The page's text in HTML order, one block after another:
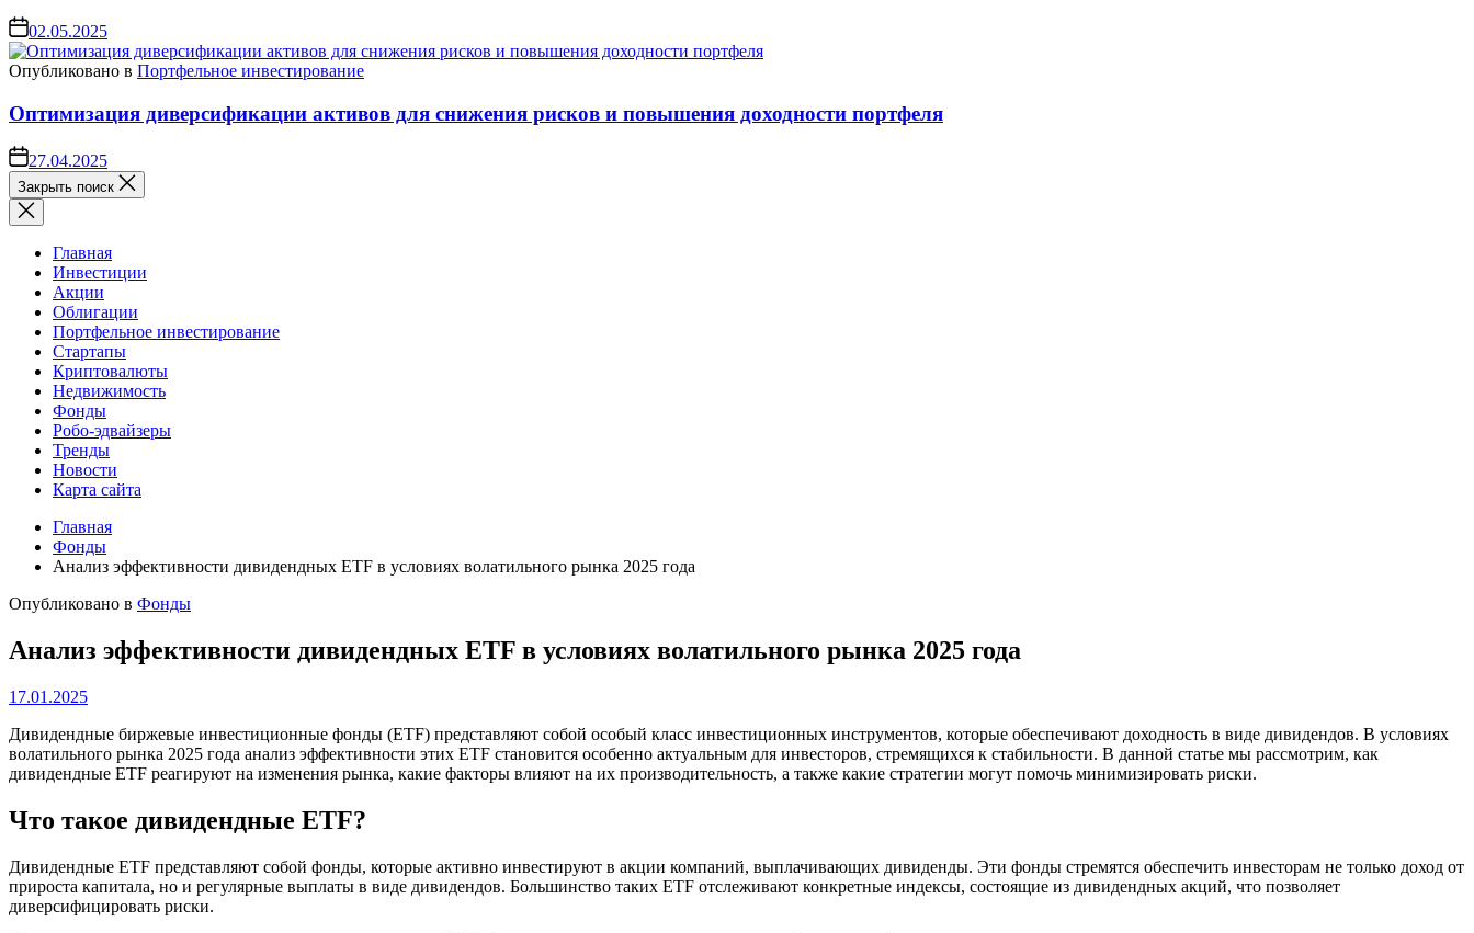
02.05.2025
Опубликовано в Портфельное инвестирование
Оптимизация диверсификации активов для снижения рисков и повышения доходности портфеля
27.04.2025
Закрыть поиск
Главная
Инвестиции
Акции
Облигации
Портфельное инвестирование
Стартапы
Криптовалюты
Недвижимость
Фонды
Робо-эдвайзеры
Тренды
Новости
Карта сайта
Главная
Фонды
Анализ эффективности дивидендных ETF в условиях волатильного рынка 2025 года
Опубликовано в Фонды
Анализ эффективности дивидендных ETF в условиях волатильного рынка 2025 года
17.01.2025
Дивидендные биржевые инвестиционные фонды (ETF) представляют собой особый класс инвестиционных инструментов, которые обеспечивают доходность в виде дивидендов. В условиях
волатильного рынка 2025 года анализ эффективности этих ETF становится особенно актуальным для инвесторов, стремящихся к стабильности. В данной статье мы рассмотрим, как
дивидендные ETF реагируют на изменения рынка, какие факторы влияют на их производительность, а также какие стратегии могут помочь минимизировать риски.
Что такое дивидендные ETF?
Дивидендные ETF представляют собой фонды, которые активно инвестируют в акции компаний, выплачивающих дивиденды. Эти фонды стремятся обеспечить инвесторам не только доход от
прироста капитала, но и регулярные выплаты в виде дивидендов. Большинство таких ETF отслеживают конкретные индексы, состоящие из дивидендных акций, что позволяет
диверсифицировать риски.